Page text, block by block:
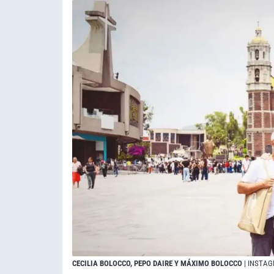
CECILIA BOLOCCO, PEPO DAIRE Y MÁXIMO BOLOCCO |